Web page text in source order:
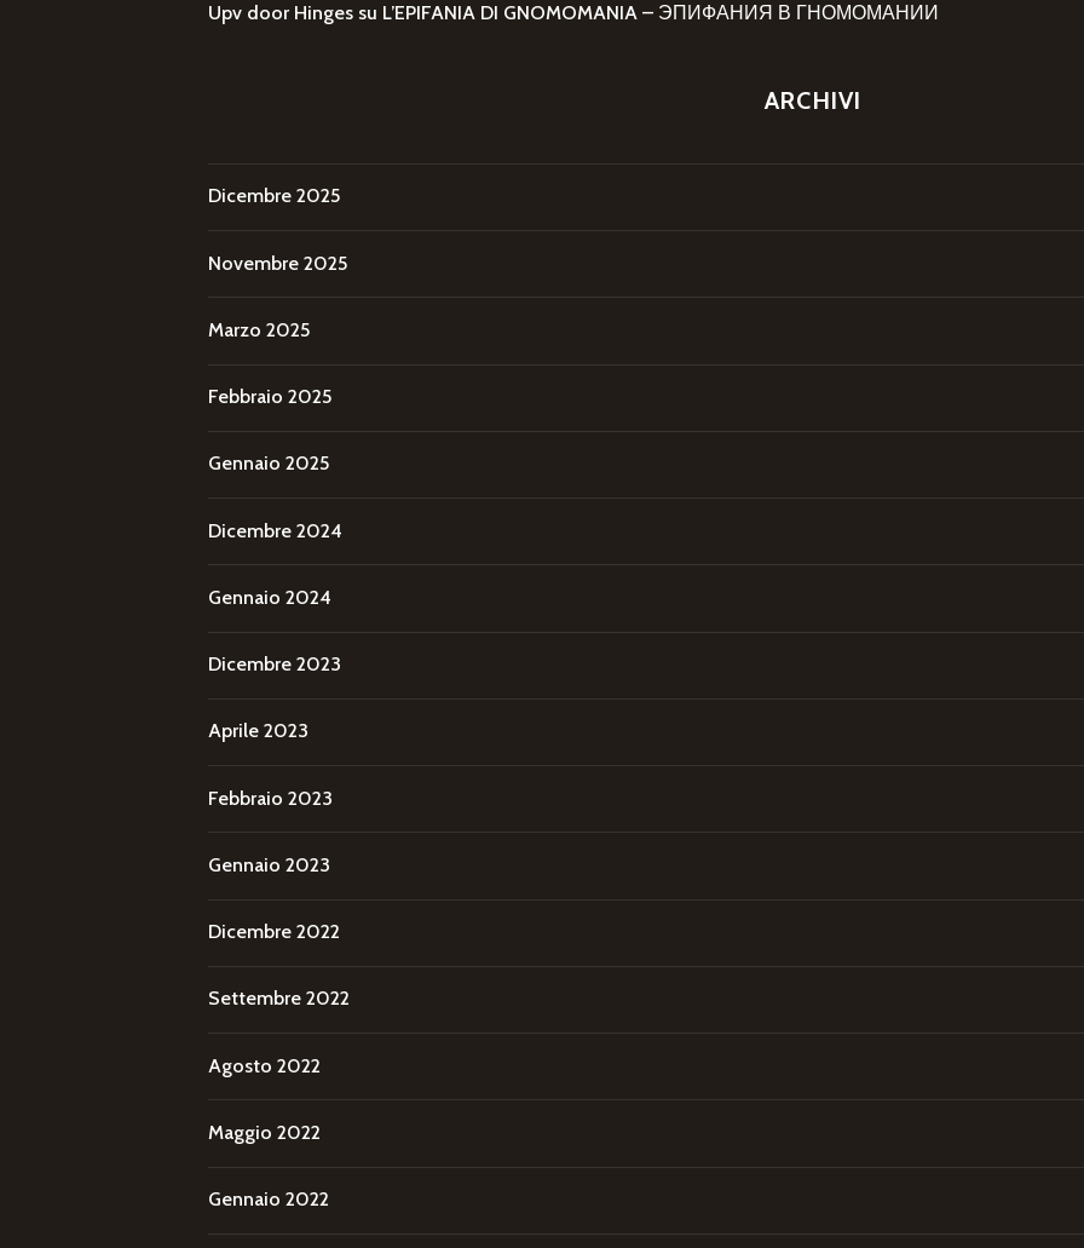
Upv door Hinges su L’EPIFANIA DI GNOMOMANIA – ЭПИФАНИЯ В ГНОМОМАНИИ
ARCHIVI
Dicembre 2025
Novembre 2025
Marzo 2025
Febbraio 2025
Gennaio 2025
Dicembre 2024
Gennaio 2024
Dicembre 2023
Aprile 2023
Febbraio 2023
Gennaio 2023
Dicembre 2022
Settembre 2022
Agosto 2022
Maggio 2022
Gennaio 2022